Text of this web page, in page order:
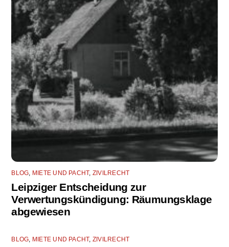
BLOG, MIETE UND PACHT, ZIVILRECHT
Leipziger Entscheidung zur
Verwertungskündigung: Räumungsklage
abgewiesen
BLOG, MIETE UND PACHT, ZIVILRECHT